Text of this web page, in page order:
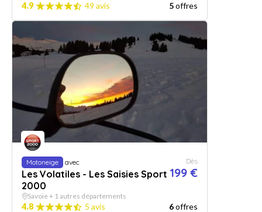
4.9 49 avis 5offres
Motoneige avec
Les Volatiles - Les Saisies Sport
2000
Dès
199 €
Savoie + 1 autres départements
4.8 5 avis 6offres